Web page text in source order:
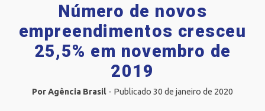
Número de novos
empreendimentos cresceu
25,5% em novembro de
2019
Por Agência Brasil - Publicado 30 de janeiro de 2020